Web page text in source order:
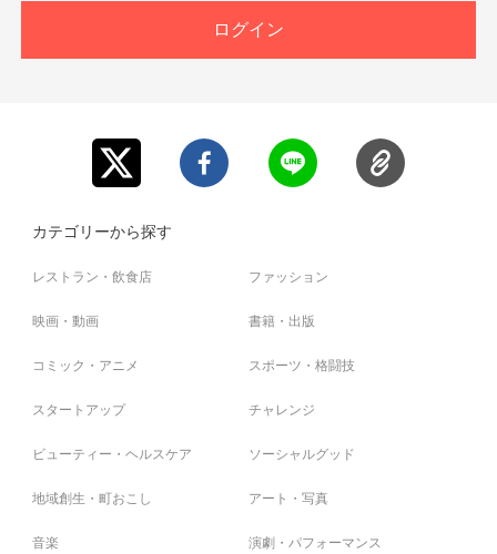
ログイン
カテゴリーから探す
レストラン・飲食店 ファッション
映画・動画 書籍・出版
コミック・アニメ スポーツ・格闘技
スタートアップ チャレンジ
ビューティー・ヘルスケア ソーシャルグッド
地域創生・町おこし アート・写真
音楽 演劇・パフォーマンス